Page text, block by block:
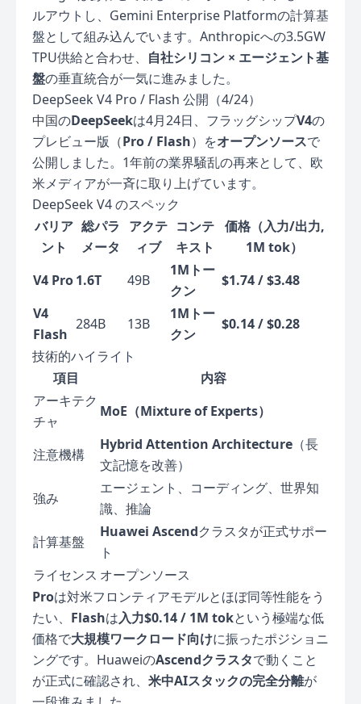
ルアウトし、Gemini Enterprise Platformの計算基
盤として組み込んでいます。Anthropicへの3.5GW
TPU供給と合わせ、 自社シリコン × エージェント基
盤の垂直統合が一気に進みました。
DeepSeek V4 Pro / Flash 公開（4/24）
中国のDeepSeekは4月24日、フラッグシップV4の
プレビュー版（Pro / Flash）をオープンソースで
公開しました。1年前の業界騒乱の再来として、欧
米メディアが一斉に取り上げています。
DeepSeek V4 のスペック
バリア
ント
総パラ
メータ
アクテ
ィブ
コンテ
キスト
価格（入力/出力,
1M tok）
V4 Pro1.6T 49B
1Mトー
クン
$1.74 / $3.48
V4
Flash
284B 13B
1Mトー
クン
$0.14 / $0.28
技術的ハイライト
項目
内容
アーキテク
チャ
MoE（Mixture of Experts）
注意機構
Hybrid Attention Architecture （長
文記憶を改善）
強み
エージェント、コーディング、世界知
識、推論
計算基盤
Huawei Ascendクラスタが正式サポー
ト
ライセンス オープンソース
Proは対米フロンティアモデルとほぼ同等性能をう
たい、 Flashは入力$0.14 / 1M tokという極端な低
価格で大規模ワークロード向けに振ったポジショニ
ングです。HuaweiのAscendクラスタで動くこと
が正式に確認され、 米中AIスタックの完全分離が